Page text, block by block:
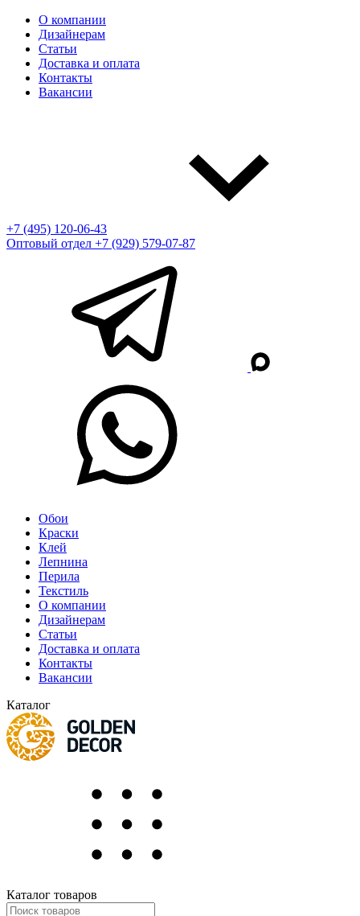
О компании
Дизайнерам
Статьи
Доставка и оплата
Контакты
Вакансии
+7 (495) 120-06-43
Оптовый отдел +7 (929) 579-07-87
Обои
Краски
Клей
Лепнина
Перила
Текстиль
О компании
Дизайнерам
Статьи
Доставка и оплата
Контакты
Вакансии
Каталог
Каталог товаров